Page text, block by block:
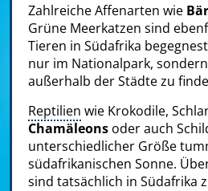
Zahlreiche Affenarten wie
Grüne Meerkatzen sind
Tieren in Südafrika
nur im Nationalpark,
außerhalb der Städte zu
Reptilien wie Krokodile,
Chamäleons oder auch
unterschiedlicher Größe
südafrikanischen Sonne.
sind tatsächlich in Südafrika